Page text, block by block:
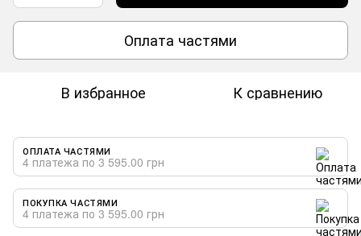
Оплата частями
В избранное К сравнению
ОПЛАТА ЧАСТЯМИ
4 платежа по 3 595.00 грн
ПОКУПКА ЧАСТЯМИ
4 платежа по 3 595.00 грн